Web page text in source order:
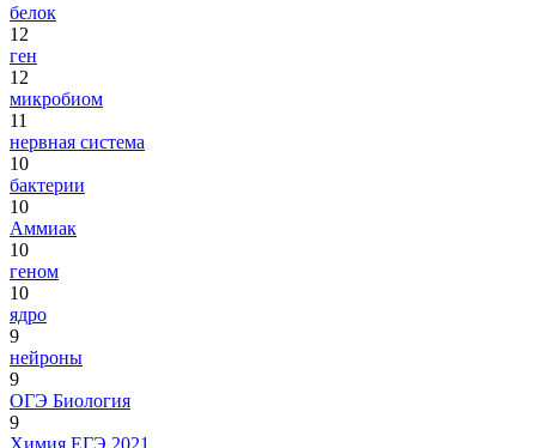
белок
12
ген
12
микробиом
11
нервная система
10
бактерии
10
Аммиак
10
геном
10
ядро
9
нейроны
9
ОГЭ Биология
9